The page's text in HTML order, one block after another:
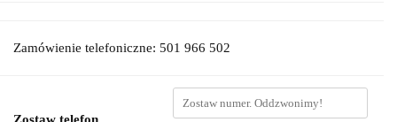
Zamówienie telefoniczne: 501 966 502